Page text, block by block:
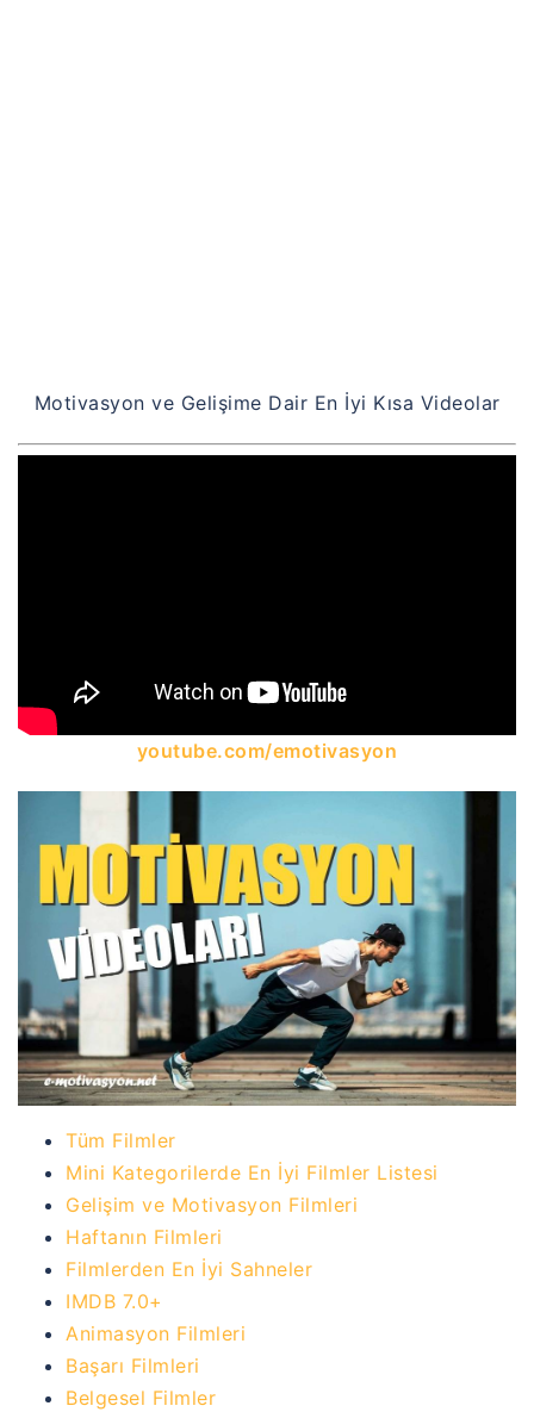
Motivasyon ve Gelişime Dair En İyi Kısa Videolar
youtube.com/emotivasyon
Tüm Filmler
Mini Kategorilerde En İyi Filmler Listesi
Gelişim ve Motivasyon Filmleri
Haftanın Filmleri
Filmlerden En İyi Sahneler
IMDB 7.0+
Animasyon Filmleri
Başarı Filmleri
Belgesel Filmler